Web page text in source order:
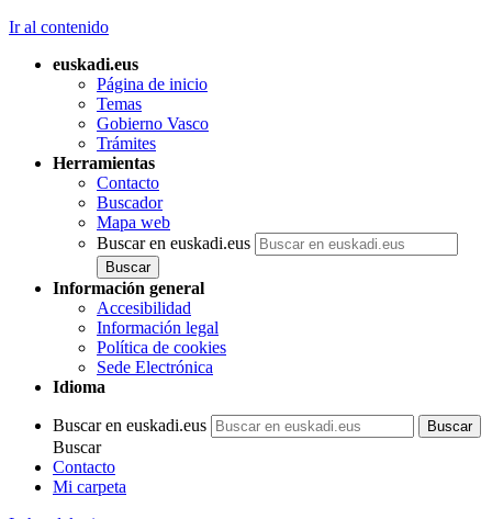
Ir al contenido
euskadi.eus
Página de inicio
Temas
Gobierno Vasco
Trámites
Herramientas
Contacto
Buscador
Mapa web
Buscar en euskadi.eus
Información general
Accesibilidad
Información legal
Política de cookies
Sede Electrónica
Idioma
Buscar en euskadi.eus
Buscar
Contacto
Mi carpeta